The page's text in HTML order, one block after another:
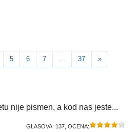
5 6 7 ... 37 »
nije pismen, a kod nas jeste...
GLASOVA: 137 , OCENA: